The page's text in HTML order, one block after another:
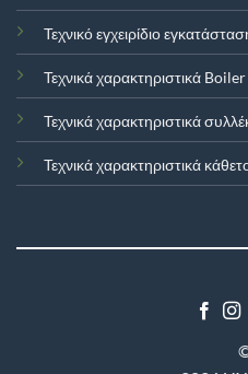
Τεχνικό εγχειρίδιο
Τεχνικά χαρακτηριστικά
Τεχνικά χαρακτηριστικά
Τεχνικά χαρακτηριστικά